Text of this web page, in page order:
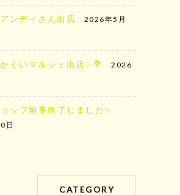
ンディさん出店
2026年5月
くいマルシェ出店✨️💐
2026
ップ無事終了しました✨
日
CATEGORY